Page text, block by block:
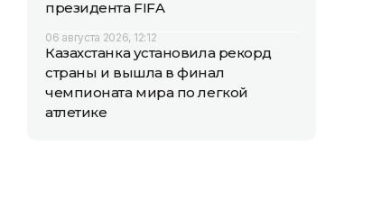
президента FIFA
06 августа 2026, 12:12
Казахстанка установила рекорд
страны и вышла в финал
чемпионата мира по легкой
атлетике